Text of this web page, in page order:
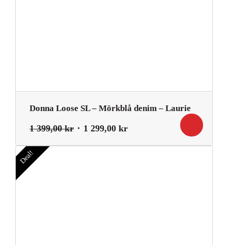
Donna Loose SL – Mörkblå denim – Laurie
1 399,00kr Det1 299,00 krDet
Deal!